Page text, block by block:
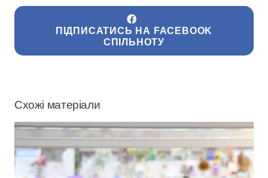
ПІДПИСАТИСЬ НА FACEBOOK
СПІЛЬНОТУ
Схожі матеріали